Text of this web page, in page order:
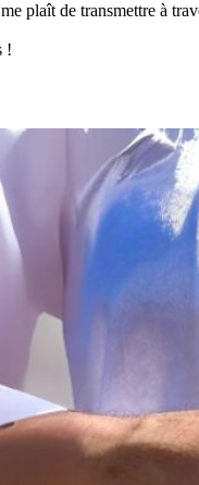
plaît de transmettre à
!